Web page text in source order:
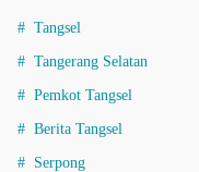
Tangsel
Tangerang Selatan
Pemkot Tangsel
Berita Tangsel
Serpong